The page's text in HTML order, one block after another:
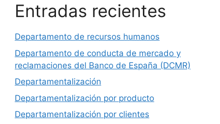
Entradas recientes
Departamento de recursos humanos
Departamento de conducta de mercado y
reclamaciones del Banco de España (DCMR)
Departamentalización
Departamentalización por producto
Departamentalización por clientes